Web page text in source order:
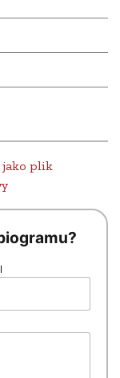
jako plik